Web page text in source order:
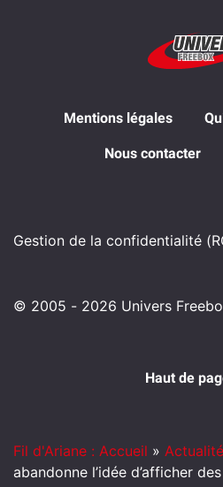
Mentions légales
Nous contacter
Gestion de la confidentialité
© 2005 - 2026 Univers
Haut de
Fil d'Ariane : Accueil »
abandonne l’idée d’afficher